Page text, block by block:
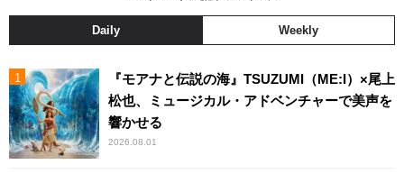
Daily Weekly
『モアナと伝説の海』TSUZUMI（ME:I）×尾上
松也、ミュージカル・アドベンチャーで美声を
響かせる
2026.08.01